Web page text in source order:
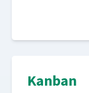
Kanban